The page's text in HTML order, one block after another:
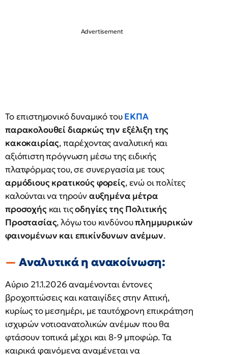
Το επιστημονικό δυναμικό τουΕΚΠΑ
παρακολουθεί διαρκώς την εξέλιξη της
κακοκαιρίας, παρέχοντας αναλυτική και
αξιόπιστη πρόγνωση μέσω της ειδικής
πλατφόρμας του, σε συνεργασία με τους
αρμόδιους κρατικούς φορείς, ενώ οι πολίτες
καλούνται να τηρούναυξημένα μέτρα
προσοχήςκαι τιςοδηγίες της Πολιτικής
Προστασίας, λόγω του κινδύνουπλημμυρικών
φαινομένων και επικίνδυνων ανέμων.
Αναλυτικά η ανακοίνωση:
Αύριο 21.1.2026 αναμένονται έντονες
βροχοπτώσεις και καταιγίδες στην Αττική,
κυρίως το μεσημέρι, με ταυτόχρονη επικράτηση
ισχυρών νοτιοανατολικών ανέμων που θα
φτάσουν τοπικά μέχρι και 8-9 μποφώρ. Τα
καιρικά φαινόμενα αναμένεται να